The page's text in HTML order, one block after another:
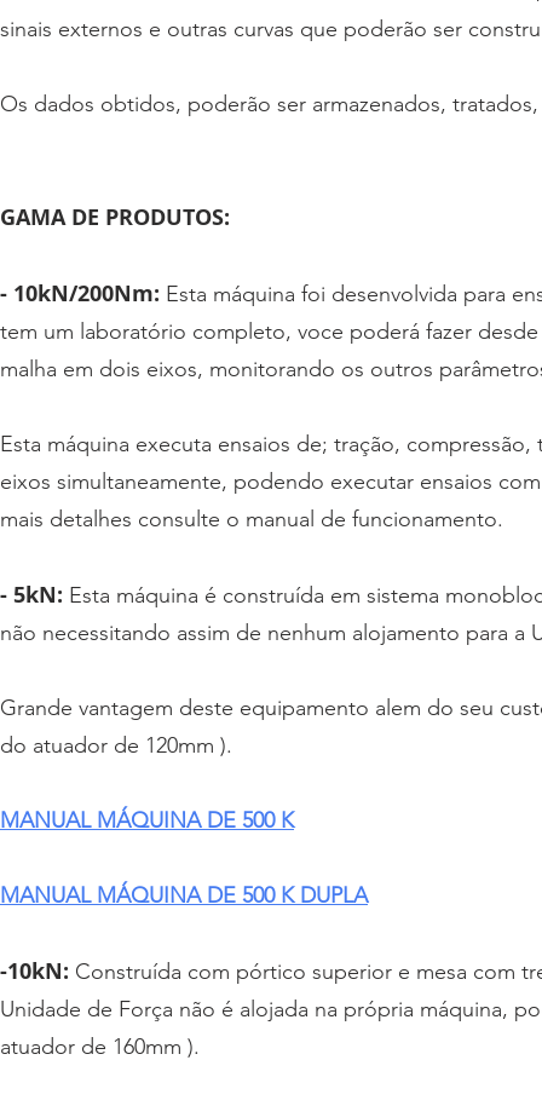
sinais externos e outras curvas que poderão ser
Os dados obtidos, poderão ser armazenados,
GAMA DE PRODUTOS:
- 10kN/200Nm: Esta máquina foi desenvolvida para
tem um laboratório completo, voce poderá fazer
malha em dois eixos, monitorando os outros
Esta máquina executa ensaios de; tração,
eixos simultaneamente, podendo executar ensaios
mais detalhes consulte o manual de funcionamento.
- 5kN: Esta máquina é construída em sistema
não necessitando assim de nenhum alojamento para a
Grande vantagem deste equipamento alem do seu
do atuador de 120mm ).
MANUAL MÁQUINA DE 500 K
MANUAL MÁQUINA DE 500 K DUPLA
-10kN: Construída com pórtico superior e mesa com
Unidade de Força não é alojada na própria máquina,
atuador de 160mm ).